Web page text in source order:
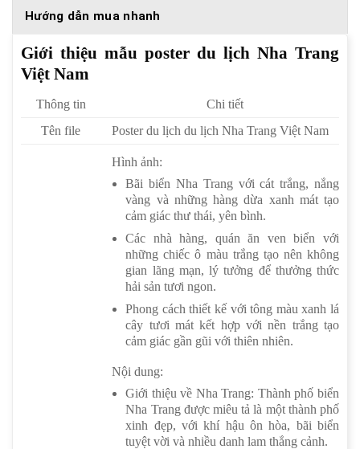
Hướng dẫn mua nhanh
Giới thiệu mẫu poster du lịch Nha Trang
Việt Nam
Thông tin
Chi tiết
Tên file
Poster du lịch du lịch Nha Trang Việt Nam
Hình ảnh:
Bãi biển Nha Trang với cát trắng, nắng
vàng và những hàng dừa xanh mát tạo
cảm giác thư thái, yên bình.
Các nhà hàng, quán ăn ven biển với
những chiếc ô màu trắng tạo nên không
gian lãng mạn, lý tưởng để thưởng thức
hải sản tươi ngon.
Phong cách thiết kế với tông màu xanh lá
cây tươi mát kết hợp với nền trắng tạo
cảm giác gần gũi với thiên nhiên.
Nội dung:
Giới thiệu về Nha Trang: Thành phố biển
Nha Trang được miêu tả là một thành phố
xinh đẹp, với khí hậu ôn hòa, bãi biển
tuyệt vời và nhiều danh lam thắng cảnh.